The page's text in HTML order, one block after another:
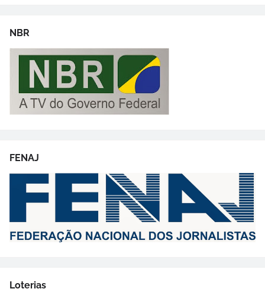
NBR
FENAJ
Loterias